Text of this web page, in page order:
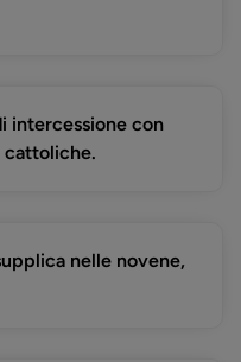
intercessione con
cattoliche.
nelle novene,